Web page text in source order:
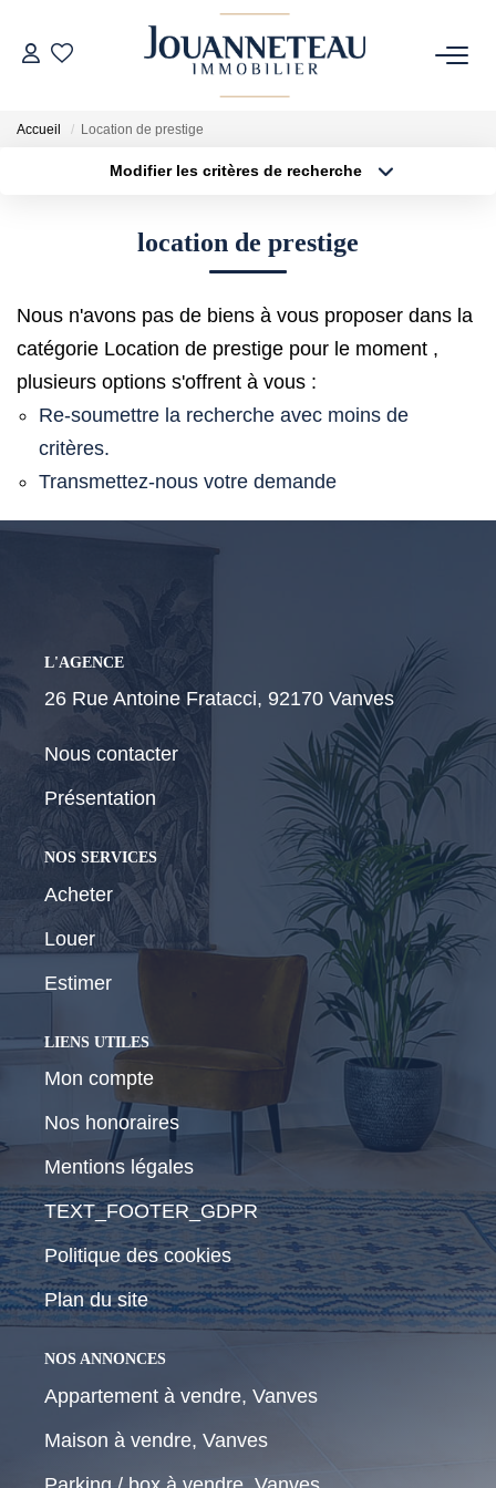
OFF-MARKET
ESTIMER
Estimation Sur Rendez-Vous
NOTRE HISTOIRE
NOTRE CHARTE
CONTACT
Accueil Location de prestige
Modifier les critères de recherche
Surface min
Budget max Plus de critères
Créer une alerte
location de prestige
Nous n'avons pas de biens à vous proposer dans la
catégorie Location de prestige pour le moment ,
plusieurs options s'offrent à vous :
Re-soumettre la recherche avec moins de
critères.
Transmettez-nous votre demande
L'AGENCE
26 Rue Antoine Fratacci, 92170 Vanves
Nous contacter
Présentation
NOS SERVICES
Acheter
Louer
Estimer
LIENS UTILES
Mon compte
Nos honoraires
Mentions légales
TEXT_FOOTER_GDPR
Politique des cookies
Plan du site
NOS ANNONCES
Appartement à vendre, Vanves
Maison à vendre, Vanves